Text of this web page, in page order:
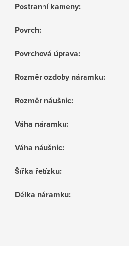
Postranní kameny:
Povrch:
Povrchová úprava:
Rozměr ozdoby náramku:
Rozměr náušnic:
Váha náramku:
Váha náušnic:
Šířka řetízku:
Délka náramku: